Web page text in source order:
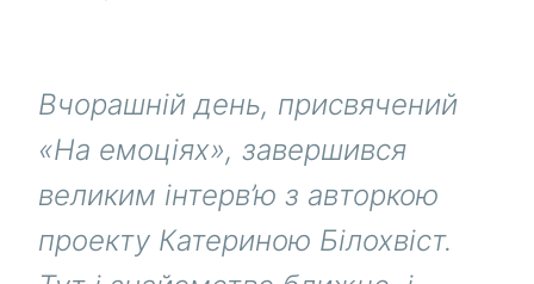
Вчорашній день, присвячений
«На емоціях», завершився
великим інтерв’ю з авторкою
проекту Катериною Білохвіст.